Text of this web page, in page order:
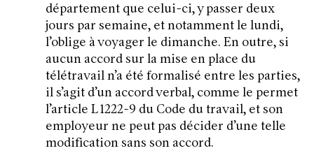
département que celui-ci, y passer deux
jours par semaine, et notamment le lundi,
l’oblige à voyager le dimanche. En outre, si
aucun accord sur la mise en place du
télétravail n’a été formalisé entre les parties,
il s’agit d’un accord verbal, comme le permet
l’article L 1222-9 du Code du travail, et son
employeur ne peut pas décider d’une telle
modification sans son accord.